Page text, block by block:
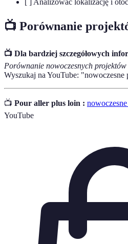
📺 Porównanie
📺 Dla bardziej szczegółowych
Porównanie nowoczesnych
Wyszukaj na YouTube:
📺 Pour aller plus loin :
YouTube